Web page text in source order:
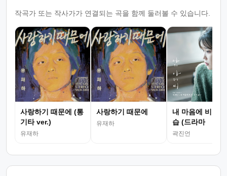
작곡가 또는 작사가가 연결되는 곡을 함께 둘러볼 수 있습니다.
사랑하기 때문에 (통
기타 ver.)
유재하
사랑하기 때문에
유재하
내 마음에 비친
습 (드라마
곽진언